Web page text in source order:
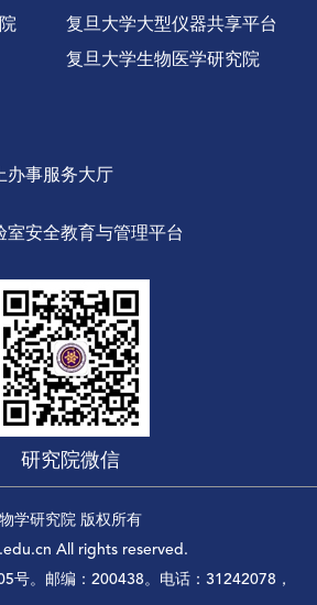
复旦大学大型仪器共享平台
复旦大学生物医学研究院
办事服务大厅
室安全教育与管理平台
研究院微信
学研究院 版权所有
All rights reserved.
号。邮编：200438。电话：31242078，